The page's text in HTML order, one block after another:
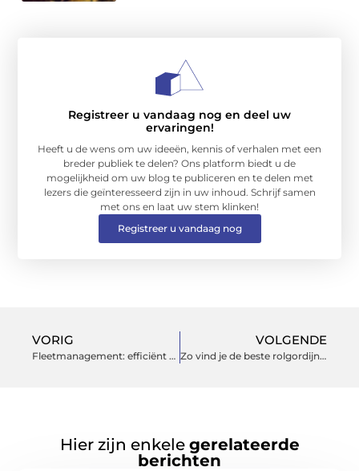
Registreer u vandaag nog en deel uw
ervaringen!
Heeft u de wens om uw ideeën, kennis of verhalen met een
breder publiek te delen? Ons platform biedt u de
mogelijkheid om uw blog te publiceren en te delen met
lezers die geïnteresseerd zijn in uw inhoud. Schrijf samen
met ons en laat uw stem klinken!
Registreer u vandaag nog
VORIG
Fleetmanagement: efficiënt voertuigbeheer met data2Track
VOLGENDE
Zo vind je de beste rolgordijnen
Hier zijn enkele gerelateerde
berichten